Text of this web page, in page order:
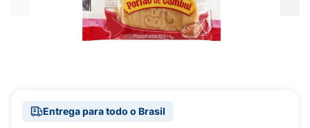
Entrega para todo o Brasil